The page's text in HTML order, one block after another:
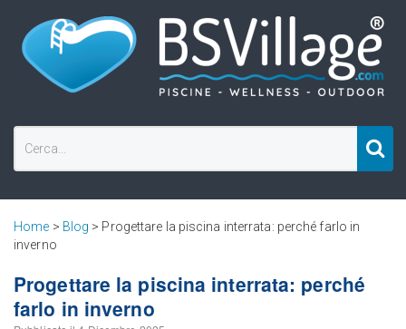
Home > Blog > Progettare la piscina interrata: perché farlo in
inverno
Progettare la piscina interrata: perché
farlo in inverno